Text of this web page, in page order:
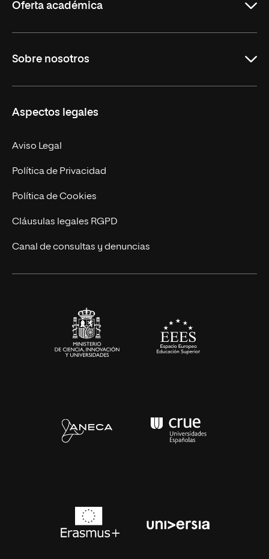
Oferta académica
Másteres Oficiales
Doctorados
Experto Universitario
Postgrados
Cursos Universitarios
Sobre nosotros
Facultades
Nuestro Equipo
Trabaja en UNIR
Actualidad
UNIR Revista
Eventos
Aspectos legales
Aviso Legal
Política de Privacidad
Política de Cookies
Cláusulas legales RGPD
Canal de consultas y denuncias